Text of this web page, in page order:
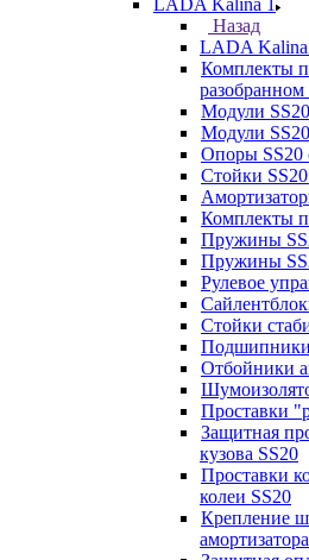
LADA Kalina 1
Назад
LADA Kalina
Комплекты
разобранном
Модули
Модули
Опоры SS20
Стойки
Комплекты
Пружины
Пружины
Рулевое
Стойки
Отбойники
Проставки
Защитная
кузова SS20
Проставки
колеи SS20
Крепление